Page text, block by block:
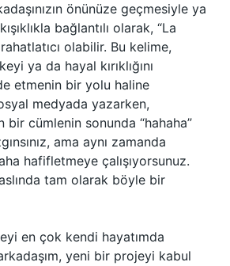
önünüze geçmesiyle ya
bağlantılı olarak, “La
olabilir. Bu kelime,
ya da hayal kırıklığını
etmenin bir yolu haline
medyada yazarken,
bir cümlenin sonunda “hahaha”
ama aynı zamanda
hafifletmeye çalışıyorsunuz.
tam olarak böyle bir
en çok kendi hayatımda
yeni bir projeyi kabul